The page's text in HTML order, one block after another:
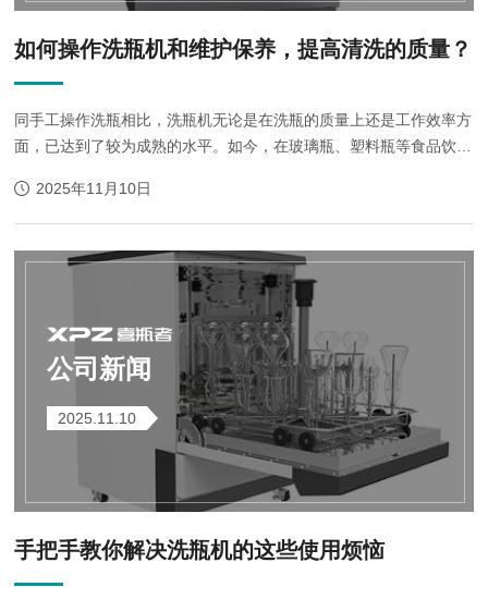
如何操作洗瓶机和维护保养，提高清洗的质量？
同手工操作洗瓶相比，洗瓶机无论是在洗瓶的质量上还是工作效率方
面，已达到了较为成熟的水平。如今，在玻璃瓶、塑料瓶等食品饮料
的不断提高，洗瓶机的高效性、...
2025年11月10日
公司新闻
2025.11.10
手把手教你解决洗瓶机的这些使用烦恼